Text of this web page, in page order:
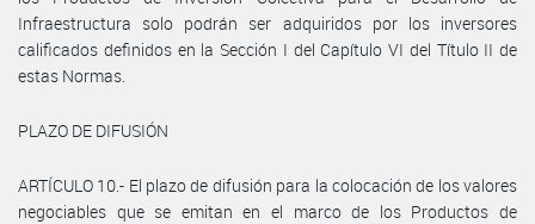
Infraestructura solo podrán ser adquiridos por los inversores
calificados definidos en la Sección I del Capítulo VI del Título II de
estas Normas.
PLAZO DE DIFUSIÓN
ARTÍCULO 10.- El plazo de difusión para la colocación de los valores
negociables que se emitan en el marco de los Productos de